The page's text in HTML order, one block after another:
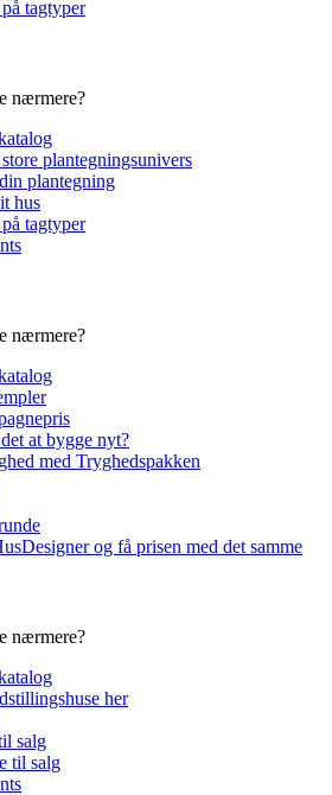
tagtyper
nærmere?
plantegningsunivers
plantegning
hus
tagtyper
nærmere?
at bygge nyt?
med Tryghedspakken
og få prisen med det samme
nærmere?
her
salg
til salg